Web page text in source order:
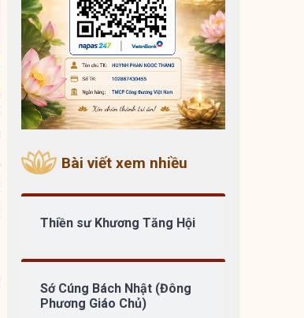
Bài viết xem nhiều
Thiền sư Khương Tăng Hội
Sớ Cúng Bách Nhật (Đông
Phương Giáo Chủ)